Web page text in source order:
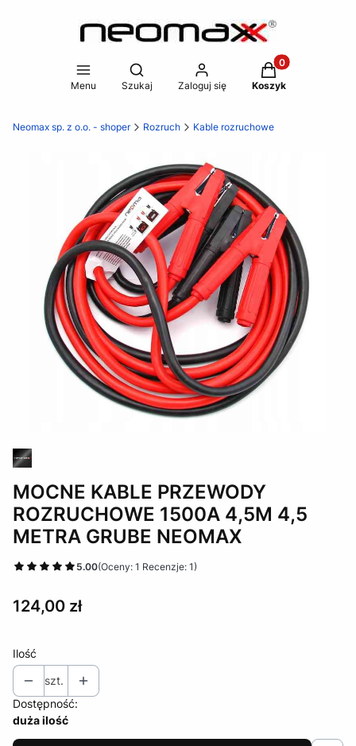
Menu
Otwórz wyszukiwarkę
Szukaj Zaloguj się
Produkty w
Koszyk
Neomax sp. z o.o. - shoper Rozruch Kable rozruchowe
MOCNE KABLE PRZEWODY
ROZRUCHOWE 1500A 4,5M 4,5
METRA GRUBE NEOMAX
5.00(Oceny: 1 Recenzje: 1)
Cena
124,00 zł
Ilość
szt.
Dostępność:
duża ilość